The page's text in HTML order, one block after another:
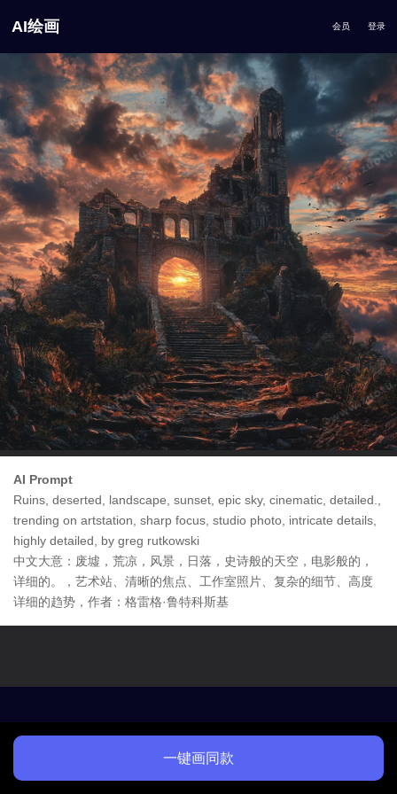
AI绘画 会员 登录
AI Prompt
Ruins, deserted, landscape, sunset, epic sky, cinematic, detailed.,
trending on artstation, sharp focus, studio photo, intricate details,
highly detailed, by greg rutkowski
中文大意：废墟，荒凉，风景，日落，史诗般的天空，电影般的，
详细的。，艺术站、清晰的焦点、工作室照片、复杂的细节、高度
详细的趋势，作者：格雷格·鲁特科斯基
一键画同款